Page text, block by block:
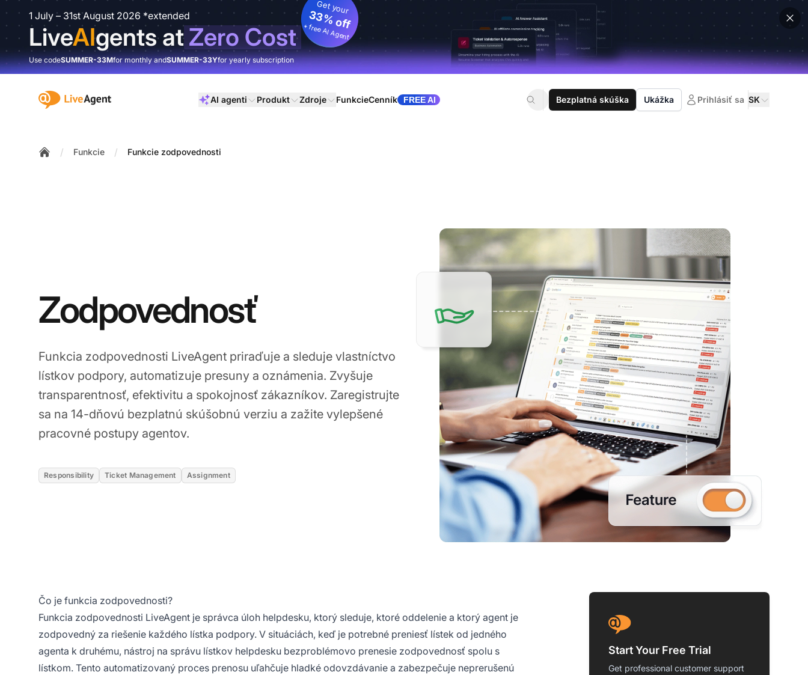
1 July – 31st August 2026 *extended
LiveAIgents atZero Cost
Get your
33% off
+ free AI Agent
Use codeSUMMER-33Mfor monthly andSUMMER-33Yfor yearly subscription
:site.title AI agenti Produkt Zdroje FunkcieCenník FREE AI Bezplatná skúška Ukážka Prihlásiť sa SK
/ Funkcie / Funkcie zodpovednosti
Zodpovednosť
Funkcia zodpovednosti LiveAgent priraďuje a sleduje vlastníctvo
lístkov podpory, automatizuje presuny a oznámenia. Zvyšuje
transparentnosť, efektivitu a spokojnosť zákazníkov. Zaregistrujte
sa na 14-dňovú bezplatnú skúšobnú verziu a zažite vylepšené
pracovné postupy agentov.
Responsibility Ticket Management Assignment
Čo je funkcia zodpovednosti?
Funkcia zodpovednosti LiveAgent je správca úloh helpdesku, ktorý sleduje, ktoré oddelenie a ktorý agent je
zodpovedný za riešenie každého lístka podpory. V situáciách, keď je potrebné preniesť lístek od jedného
agenta k druhému, nástroj na správu lístkov helpdesku bezproblémovo prenesie zodpovednosť spolu s
lístkom. Tento automatizovaný proces prenosu uľahčuje hladké odovzdávanie a zabezpečuje neprerušenú
Start Your Free Trial
Get professional customer support